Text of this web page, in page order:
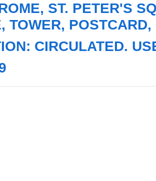
ST. PETER'S
TOWER, POSTCARD,
CIRCULATED.